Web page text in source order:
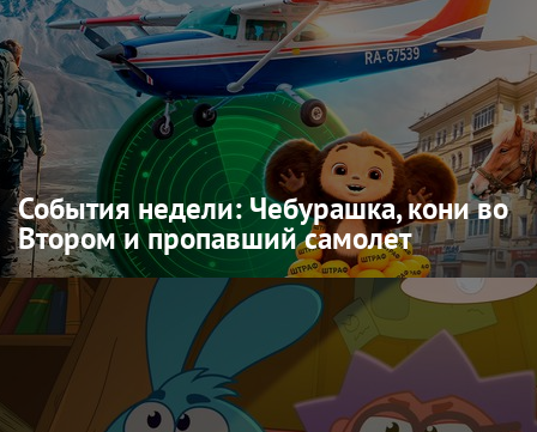
События недели: Чебурашка, кони во
Втором и пропавший самолет